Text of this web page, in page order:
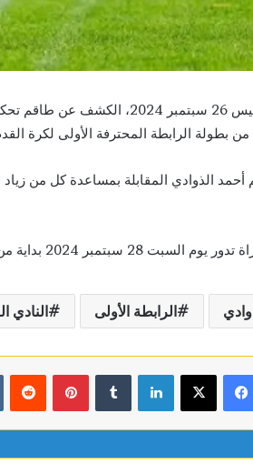
تم اليوم الخميس 26 سبتمبر
من بطولة الرابطة المحترفة الأولى لكرة
أحمد الذوادي المقابلة بمساعدة كل من
2024 بداية من الساعة 15:00 بملعب الشادلي زويتن.
الرابطة الأولى النادي
فيسبوكX لينكدإن بينتيريست
J100